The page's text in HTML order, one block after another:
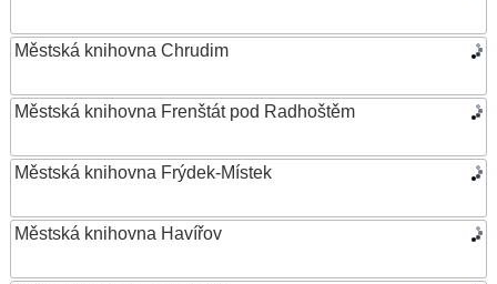
Městská knihovna Chrudim
Městská knihovna Frenštát pod Radhoštěm
Městská knihovna Frýdek-Místek
Městská knihovna Havířov